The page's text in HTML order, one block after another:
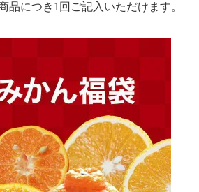
品につき1回ご記入いただけます。